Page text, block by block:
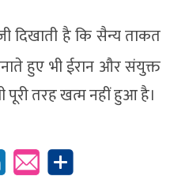
दिखाती है कि सैन्य ताकत
हुए भीईरान औरसंयुक्त
पूरी तरह खत्म नहीं हुआ है।